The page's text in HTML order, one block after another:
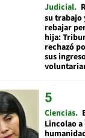
Judicial
su trabajo
rebajar
hija:
rechazó
sus
Ciencias
Lincolao a